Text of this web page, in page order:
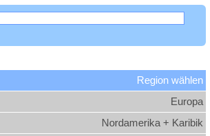
Region wählen
Europa
Nordamerika + Karibik